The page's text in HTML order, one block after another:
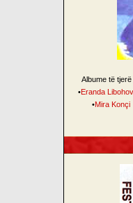
Albume të
•Eranda
•Mira Konçi